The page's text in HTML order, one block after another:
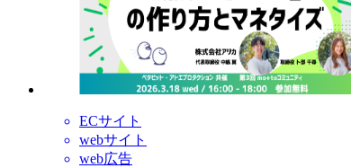
ECサイト
webサイト
web広告